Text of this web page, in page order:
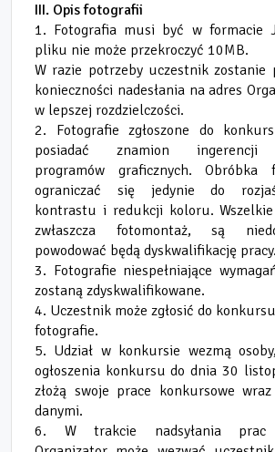
III. Opis fotografii
1. Fotografia musi być w formacie
pliku nie może przekroczyć 10MB.
W razie potrzeby uczestnik zostanie
konieczności nadesłania na adres
w lepszej rozdzielczości.
2. Fotografie zgłoszone do
posiadać znamion ingerencji
programów graficznych. Obróbka
ograniczać się jedynie do
kontrastu i redukcji koloru.
zwłaszcza fotomontaż, są
powodować będą dyskwalifikację pracy.
3. Fotografie niespełniające
zostaną zdyskwalifikowane.
4. Uczestnik może zgłosić do
fotografie.
5. Udział w konkursie wezmą
ogłoszenia konkursu do dnia 30
złożą swoje prace konkursowe
danymi.
6. W trakcie nadsyłania prac